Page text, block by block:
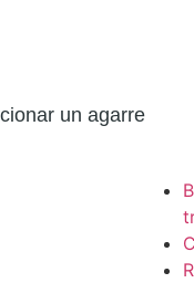
un agarre